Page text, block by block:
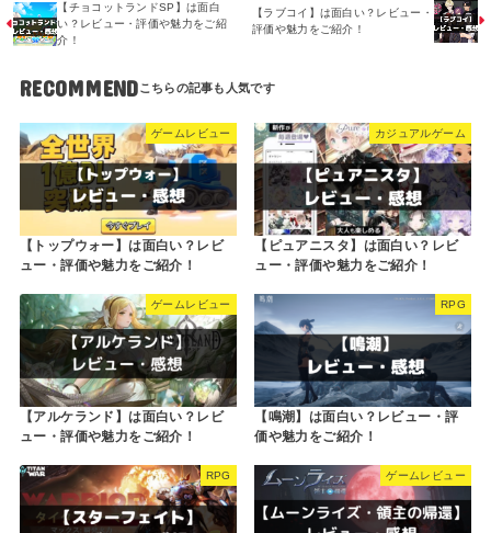
【チョコットランドSP】は面白
い？レビュー・評価や魅力をご紹
介！
【ラブコイ】は面白い？レビュー・
評価や魅力をご紹介！
RECOMMEND
ゲームレビュー
【トップウォー】は面白い？レビ
ュー・評価や魅力をご紹介！
カジュアルゲーム
【ピュアニスタ】は面白い？レビ
ュー・評価や魅力をご紹介！
ゲームレビュー
【アルケランド】は面白い？レビ
ュー・評価や魅力をご紹介！
RPG
【鳴潮】は面白い？レビュー・評
価や魅力をご紹介！
RPG ゲームレビュー